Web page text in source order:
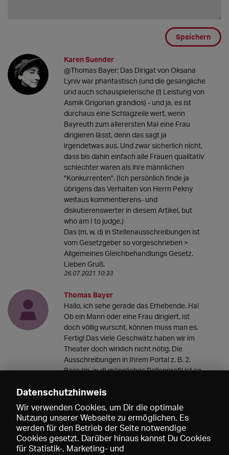
Speichern
Karen Suender
@Thomas Bayer: Das Dirigat von Oksana
Lyniv war phantastisch (und die gesangliche
und auch schauspielerische (!) Leistung von
Asmik Grigorian grandios) - und ja, es ist
durchaus eine Schlagzeile wert, wenn
Bayreuth zum allerersten Mal eine Frau
dirigieren lässt, denn das sagt ja
irgendetwas aus. Und zwar sicherlich nicht,
dass bis dahin einfach alle Frauen qualitativ
schlechter waren als ihre männlichen
"Konkurrenten". (Ich persönlich finde ja
übrigens das Verhalten von Herrn Pekny
weitaus kommentierens- und
diskutierenswerter in diesem Artikel, but
who am I to judge.)
Das (m, w, d) in Stellenausschreibungen ist
vom Gesetzgeber so vorgeschrieben >
Allgemeines Gleichbehandlungs Gesetz.
Lieben Gruß.
26.07.2021 10:33
Thomas Bayer
Hallo, ich sehe gerade das Erhebende. Ha!
Ob ein Mann oder eine Frau dirigiert, ist
doch völlig wurscht, können muss man es.
Fertig! Das viele Geschwätz haben wir im
Theater doch wirklich nicht nötig. Die
Ausschreibungen in Ihrem Portal z. B. 2.
Bass (m, w, d) männliches Rollenprofil ist so
Theater will ich sehen, keine unnötigen
Debatten über (in alphabet. Reihenfolge):
Diverse, Männlein, Weiblein. Qualität
brauchen wir. In diesem Sinne: toi, toi, toi!
25.07.2021 17:43
Datenschutzhinweis
Wir verwenden Cookies, um Dir die optimale
Nutzung unserer Webseite zu ermöglichen. Es
werden für den Betrieb der Seite notwendige
Cookies gesetzt. Darüber hinaus kannst Du Cookies
für Statistik-, Marketing- und